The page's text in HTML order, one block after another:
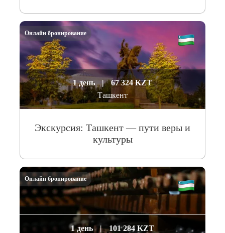
1 день |
67 324 KZT
Ташкент
Экскурсия: Ташкент — пути веры и
культуры
Онлайн бронирование
1 день |
101 284 KZT
Онлайн бронирование